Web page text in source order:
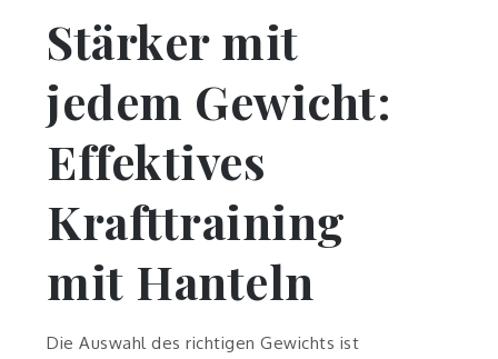
Stärker mit
jedem Gewicht:
Effektives
Krafttraining
mit Hanteln
Die Auswahl des richtigen Gewichts ist